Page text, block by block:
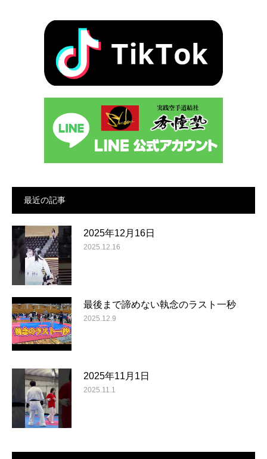
最近の記事
2025年12月16日
2025.12.16
最後まで諦めない執念のラスト一秒
2025.12.9
2025年11月1日
2025.11.1